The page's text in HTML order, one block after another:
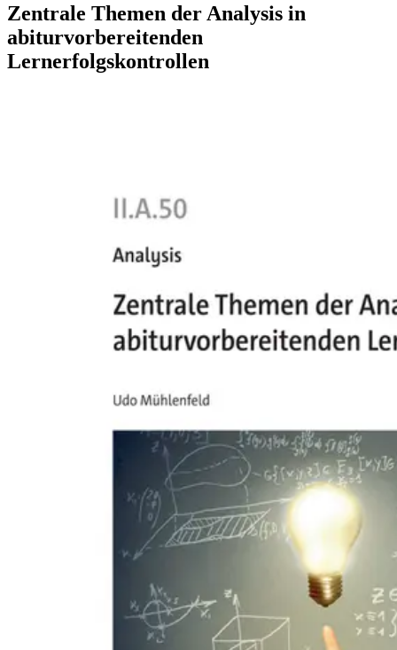
Zentrale Themen der Analysis in
abiturvorbereitenden
Lernerfolgskontrollen